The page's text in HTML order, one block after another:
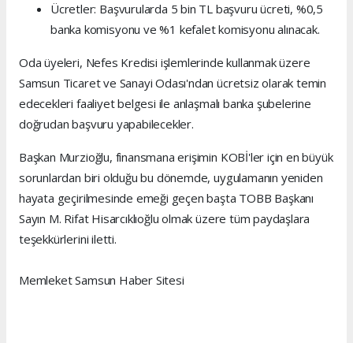
Ücretler: Başvurularda 5 bin TL başvuru ücreti, %0,5
banka komisyonu ve %1 kefalet komisyonu alınacak.
Oda üyeleri, Nefes Kredisi işlemlerinde kullanmak üzere
Samsun Ticaret ve Sanayi Odası'ndan ücretsiz olarak temin
edecekleri faaliyet belgesi ile anlaşmalı banka şubelerine
doğrudan başvuru yapabilecekler.
Başkan Murzioğlu, finansmana erişimin KOBİ'ler için en büyük
sorunlardan biri olduğu bu dönemde, uygulamanın yeniden
hayata geçirilmesinde emeği geçen başta TOBB Başkanı
Sayın M. Rifat Hisarcıklıoğlu olmak üzere tüm paydaşlara
teşekkürlerini iletti.
Memleket Samsun Haber Sitesi